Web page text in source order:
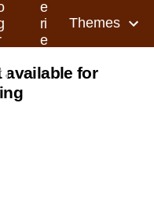
e
ri
e
Themes
available for